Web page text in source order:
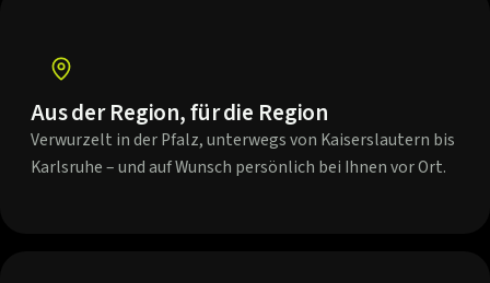
Aus der Region, für die Region
Verwurzelt in der Pfalz, unterwegs von Kaiserslautern bis
Karlsruhe – und auf Wunsch persönlich bei Ihnen vor Ort.